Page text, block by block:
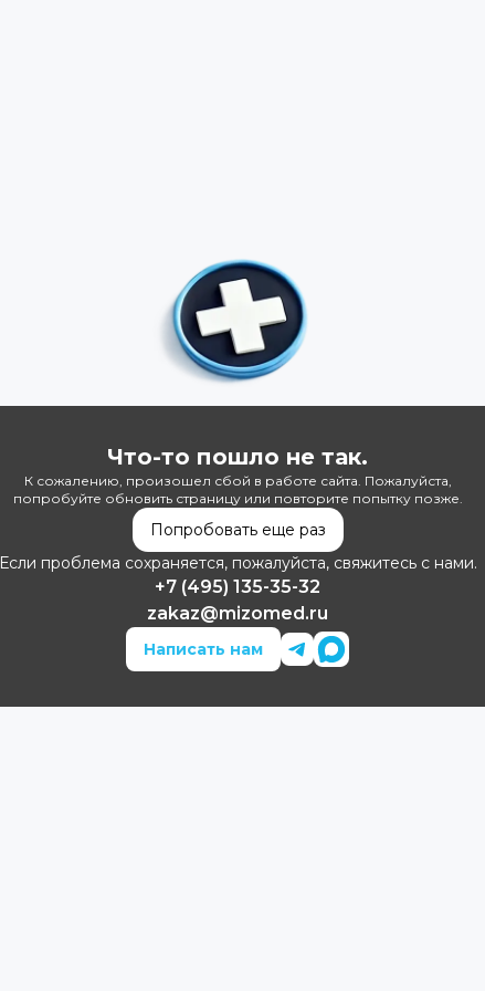
Что-то пошло не так.
К сожалению, произошел сбой в работе сайта. Пожалуйста,
попробуйте обновить страницу или повторите попытку позже.
Попробовать еще раз
Если проблема сохраняется, пожалуйста, свяжитесь с нами.
+7 (495) 135-35-32
zakaz@mizomed.ru
Написать нам